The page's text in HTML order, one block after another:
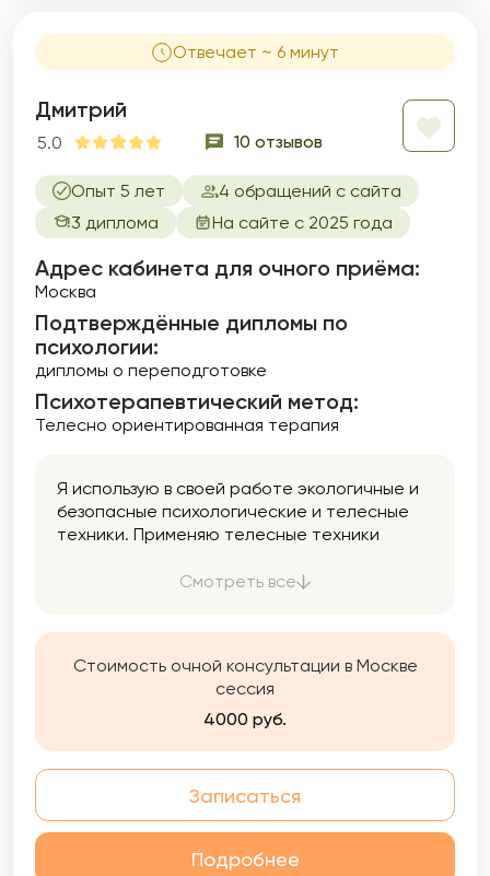
Отвечает ~ 6 минут
Дмитрий
5.0 10 отзывов
Опыт 5 лет
4 обращений с сайта
3 диплома
На сайте с 2025 года
Адрес кабинета для очного приёма:
Москва
Подтверждённые дипломы по
психологии:
дипломы о переподготовке
Психотерапевтический метод:
Телесно ориентированная терапия
Я использую в своей работе экологичные и
безопасные психологические и телесные
техники. Применяю телесные техники
Смотреть все
Стоимость очной консультации в Москве
сессия
4000 руб.
Записаться
Подробнее